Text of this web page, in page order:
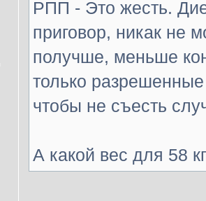
РПП - Это жесть.
приговор, никак не
получше, меньше
только
чтобы не съесть
А какой вес для 58